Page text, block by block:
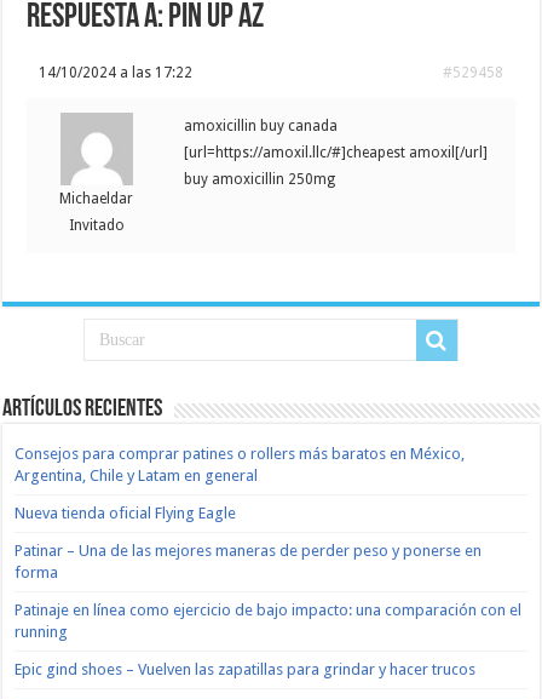
Respuesta a: pin up az
14/10/2024 a las 17:22 #529458
Michaeldar
Invitado
amoxicillin buy canada
[url=https://amoxil.llc/#]cheapest amoxil[/url]
buy amoxicillin 250mg
Artículos recientes
Consejos para comprar patines o rollers más baratos en México,
Argentina, Chile y Latam en general
Nueva tienda oficial Flying Eagle
Patinar – Una de las mejores maneras de perder peso y ponerse en
forma
Patinaje en línea como ejercicio de bajo impacto: una comparación con el
running
Epic gind shoes – Vuelven las zapatillas para grindar y hacer trucos